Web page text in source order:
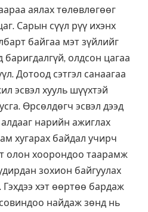
аялах төлөвлөгөөг
Сарын сүүл рүү ихэнх
байгаа мэт зүйлийг
баригдалгүй, олдсон цагаа
Дотоод сэтгэл санаагаа
эсвэл хууль шүүхтэй
Өрсөлдөгч эсвэл дээд
нарийн ажиглах
хугарах байдал учирч
олон хоорондоо таарамж
зохион байгуулах
хэт өөртөө бардаж
найдаж зөнд нь